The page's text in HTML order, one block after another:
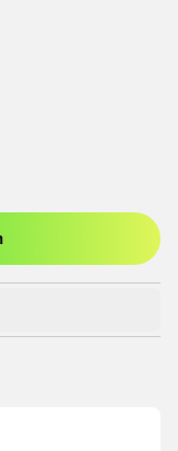
oder Registrieren